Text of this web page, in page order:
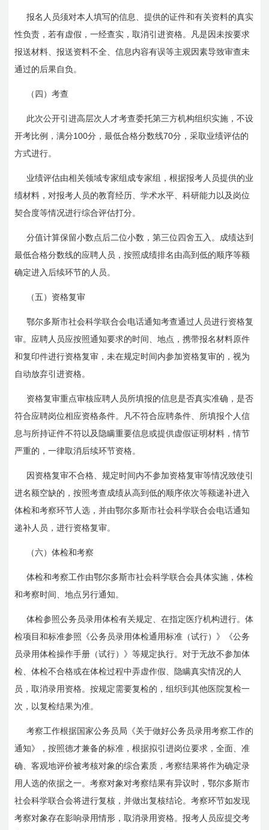
报名人员须对本人填写的信息、提供的证件和有关资料的真实
性负责，若有虚假，一经查实，取消引进资格。凡是因未按要求
报送材料、报送资料不全、信息内容有误等主观因素导致审查未
通过的后果自负。
（四）考查
此次公开引进高层次人才考查委托第三方机构组织实施，不设
开考比例，满分100分，最低合格分数线70分，采取业绩评估的
方式进行。
业绩评估由相关领域专家组成专家组，根据报考人员提供的业
绩材料，对报考人员的教育经历、学术水平、科研能力以及岗位
契合度等情况进行综合评估打分。
分值计算保留小数点后二位小数，第三位四舍五入。成绩达到
最低合格分数线的应聘人员，按照成绩排名由高到低的顺序等额
确定进入后续环节的人员。
（五）资格复审
鄂尔多斯市社会科学联合会电话通知考查通过人员进行资格复
审。应聘人员应按照通知要求的时间、地点，携带报名材料原件
和复印件进行资格复审，未在规定时间内参加资格复审的，视为
自动放弃引进资格。
资格复审重点审核应聘人员所填报的信息是否真实准确，是否
符合应聘岗位相应资格条件。凡不符合应聘条件、所填报个人信
息与所持证件不符以及隐瞒重要信息或提供虚假证明材料，情节
严重的，一律取消后续环节资格。
因资格复审不合格、规定时间内不参加资格复审等情况致使引
进名额空缺的，按照考查成绩从高到低的顺序依次等额递补进入
体检和考察环节人选，并由鄂尔多斯市社会科学联合会电话通知
递补人员，进行资格复审。
（六）体检和考察
体检和考察工作由鄂尔多斯市社会科学联合会具体实施，体检
和考察时间、地点另行通知。
体检参照公务员录用体检有关规定、在指定医疗机构进行。体
检项目和标准参照《公务员录用体检通用标准（试行）》《公务
员录用体检操作手册（试行）》等规定执行。对于无故不参加体
检、体检不合格或在体检过程中弄虚作假、隐瞒真实情况的人
员，取消录用资格。按规定需要复检的，组织到其他医院复检一
次，以复检结果为准。
考察工作根据国家公务员局《关于做好公务员录用考察工作的
通知》，按照德才兼备的标准，根据拟引进岗位要求，全面、准
确、客观地评价被考核对象的综合素质，考察结果将作为确定录
用人选的依据之一。考察对象对考察结果有异议时，鄂尔多斯市
社会科学联合会将进行复核，并做出复核结论。考察环节如发现
考察对象存在影响录用情形，取消录用资格。报考人员应提交考